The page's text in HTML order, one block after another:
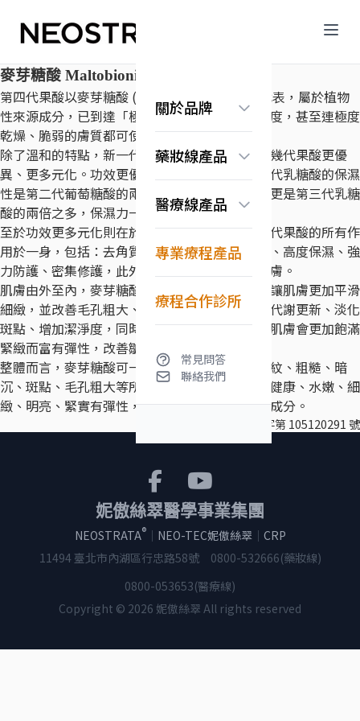
關於品牌
認識果酸科學
常見問答
藥妝線產品
抗老保濕系列
美白淡斑系列
Exuviance系列
醫療線產品
淨化調理系列
換膚亮顏系列
修護舒緩系列
專業療程產品
療程合作診所
常見問答
聯絡我們
麥芽糖酸 Maltobionic Acid
第四代果酸以麥芽糖酸 (MaltoBionic Acid) 為代表，屬於植物
性來源成分，已到達「極溫和、不易刺激」的程度，甚至連極度
乾燥、脆弱的膚質都可使用。
除了溫和的特點，新一代麥芽糖酸的功效也比前幾代果酸更優
異、更多元化。功效更優異之處在於保濕，第三代乳糖酸的保濕
性是第二代葡萄糖酸的兩倍，而第四代麥芽糖酸更是第三代乳糖
酸的兩倍之多，保濕力一代優於一代。
至於功效更多元化則在於，麥芽糖酸不但集前三代果酸的所有作
用於一身，包括：去角質、改善粉刺與毛孔粗大、高度保濕、強
力防護、密集修護，此外，麥芽糖酸還可淨白肌膚。
肌膚由外至內，麥芽糖酸的作用包括：代謝角質讓肌膚更加平滑
細緻，並改善毛孔粗大、粉刺等問題，促進肌膚代謝更新、淡化
斑點、增加潔淨度，同時強化肌膚的障壁功能，肌膚會更加飽滿
緊緻而富有彈性，改善皺紋。
整體而言，麥芽糖酸可一口氣包辦改善乾燥、皺紋、粗糙、暗
沉、斑點、毛孔粗大等所有老化問題，維持肌膚健康、水嫩、細
緻、明亮、緊實有彈性，是適合熟齡肌膚的保養成分。
北市衛粧廣字第 105120291 號
妮傲絲翠醫學事業集團
NEOSTRATA®｜ NEO-TEC妮傲絲翠｜ CRP
11494 臺北市內湖區行忠路58號
0800-532666(藥妝線)
0800-053653(醫療線)
Copyright © 2026 妮傲絲翠 All rights reserved